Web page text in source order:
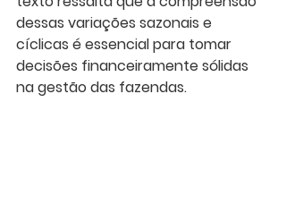
dessas variações sazonais e
cíclicas é essencial para tomar
decisões financeiramente sólidas
na gestão das fazendas.